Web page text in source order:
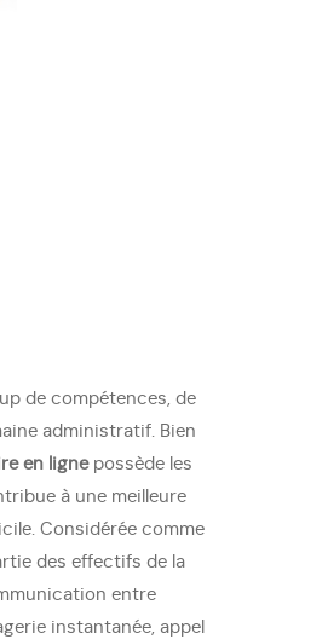
de compétences, de
administratif. Bien
en lignepossède les
à une meilleure
Considérée comme
des effectifs de la
entre
instantanée, appel